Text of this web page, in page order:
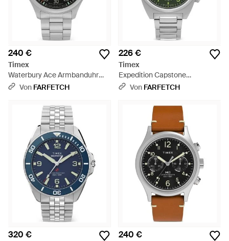
240 €
Timex
Waterbury Ace Armbanduhr
41Mm - Grau
Von FARFETCH
226 €
Timex
Expedition Capstone
Chronograph 41Mm - Grün
Von FARFETCH
320 € 240 €